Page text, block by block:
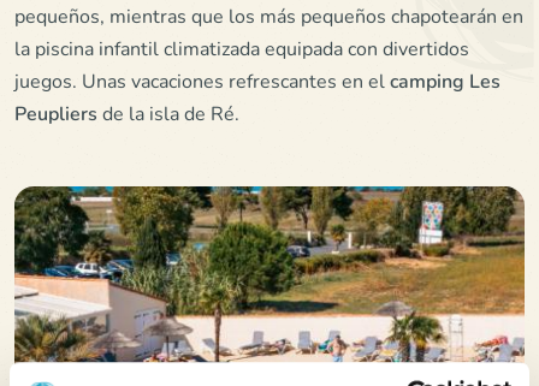
pequeños, mientras que los más pequeños chapotearán en
la piscina infantil climatizada equipada con divertidos
juegos. Unas vacaciones refrescantes en el camping Les
Peupliers de la isla de Ré.